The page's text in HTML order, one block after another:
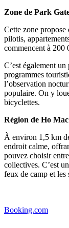
Zone de Park
Cette zone propose
pilotis,
commencent à
C’est également
programmes
l’observation
populaire. On y
bicyclettes.
Région de Ho Mac
À environ 1,5 km
endroit calme,
pouvez choisir
collectives. C’est
feux de camp et les
Booking.com